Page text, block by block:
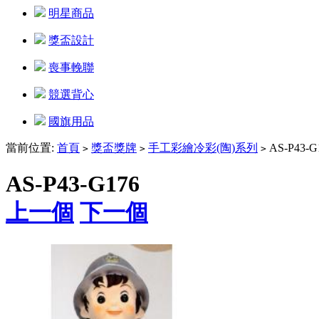
明星商品
獎盃設計
喪事輓聯
競選背心
國旗用品
當前位置: 首頁 > 獎盃獎牌 > 手工彩繪冷彩(陶)系列 > AS-P43-
AS-P43-G176
上一個 下一個